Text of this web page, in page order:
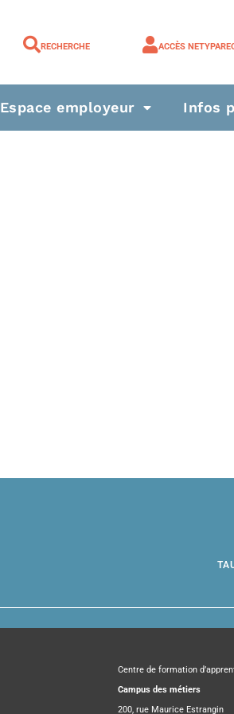
RECHERCHE ACCÈS
Espace employeur Infos
Centre de formation
Campus des métiers
200, rue Maurice Estrangin